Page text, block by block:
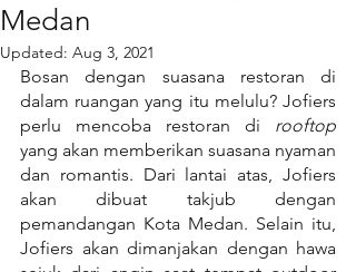
Medan
Updated: Aug 3, 2021
Bosan dengan suasana restoran di
dalam ruangan yang itu melulu? Jofiers
perlu mencoba restoran di
yang akan memberikan suasana nyaman
dan romantis. Dari lantai atas, Jofiers
akan dibuat takjub dengan
pemandangan Kota Medan. Selain itu,
Jofiers akan dimanjakan dengan hawa